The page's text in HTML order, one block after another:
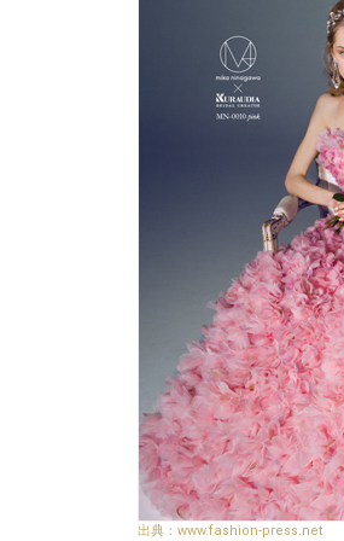
www.fashion-press.net